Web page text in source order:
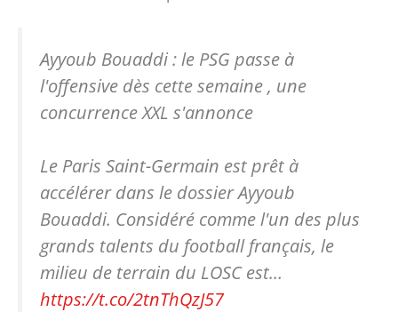
Ayyoub Bouaddi : le PSG passe à
l'offensive dès cette semaine , une
concurrence XXL s'annonce
Le Paris Saint-Germain est prêt à
accélérer dans le dossier Ayyoub
Bouaddi. Considéré comme l'un des plus
grands talents du football français, le
milieu de terrain du LOSC est…
https://t.co/2tnThQzJ57